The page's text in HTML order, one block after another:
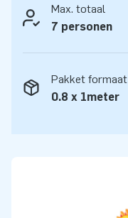
Max. totaal
7 personen
Pakket formaat
0.8 x 1meter